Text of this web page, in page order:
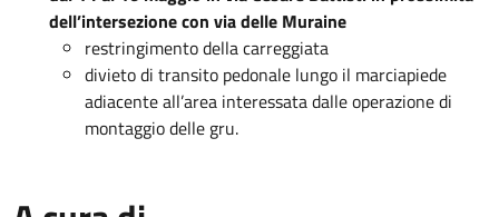
dell’intersezione con via delle Muraine
restringimento della carreggiata
divieto di transito pedonale lungo il marciapiede
adiacente all’area interessata dalle operazione di
montaggio delle gru.